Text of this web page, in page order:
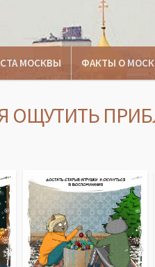
МОСКВЫ ФАКТЫ О
ОЩУТИТЬ